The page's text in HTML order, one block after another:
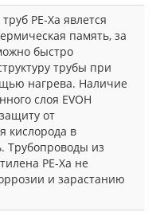
PE-Xа явлется
память, за
быстро
трубы при
нагрева. Наличие
слоя EVOH
от
кислорода в
Трубопроводы из
PE-Xа не
и зарастанию